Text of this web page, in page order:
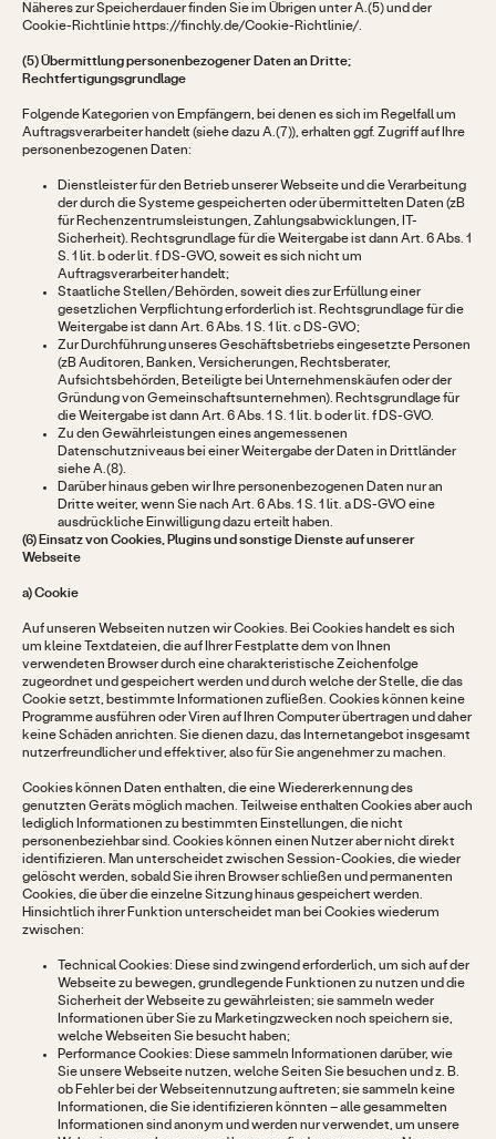
Näheres zur Speicherdauer finden Sie im Übrigen unter A.(5) und der
Cookie-Richtlinie https://finchly.de/Cookie-Richtlinie/.
(5) Übermittlung personenbezogener Daten an Dritte;
Rechtfertigungsgrundlage
Folgende Kategorien von Empfängern, bei denen es sich im Regelfall um
Auftragsverarbeiter handelt (siehe dazu A.(7)), erhalten ggf. Zugriff auf Ihre
personenbezogenen Daten:
Dienstleister für den Betrieb unserer Webseite und die Verarbeitung
der durch die Systeme gespeicherten oder übermittelten Daten (zB
für Rechenzentrumsleistungen, Zahlungsabwicklungen, IT-
Sicherheit). Rechtsgrundlage für die Weitergabe ist dann Art. 6 Abs. 1
S. 1 lit. b oder lit. f DS-GVO, soweit es sich nicht um
Auftragsverarbeiter handelt;
Staatliche Stellen/Behörden, soweit dies zur Erfüllung einer
gesetzlichen Verpflichtung erforderlich ist. Rechtsgrundlage für die
Weitergabe ist dann Art. 6 Abs. 1 S. 1 lit. c DS-GVO;
Zur Durchführung unseres Geschäftsbetriebs eingesetzte Personen
(zB Auditoren, Banken, Versicherungen, Rechtsberater,
Aufsichtsbehörden, Beteiligte bei Unternehmenskäufen oder der
Gründung von Gemeinschaftsunternehmen). Rechtsgrundlage für
die Weitergabe ist dann Art. 6 Abs. 1 S. 1 lit. b oder lit. f DS-GVO.
Zu den Gewährleistungen eines angemessenen
Datenschutzniveaus bei einer Weitergabe der Daten in Drittländer
siehe A.(8).
Darüber hinaus geben wir Ihre personenbezogenen Daten nur an
Dritte weiter, wenn Sie nach Art. 6 Abs. 1 S. 1 lit. a DS-GVO eine
ausdrückliche Einwilligung dazu erteilt haben.
(6) Einsatz von Cookies, Plugins und sonstige Dienste auf unserer
Webseite
a) Cookie
Auf unseren Webseiten nutzen wir Cookies. Bei Cookies handelt es sich
um kleine Textdateien, die auf Ihrer Festplatte dem von Ihnen
verwendeten Browser durch eine charakteristische Zeichenfolge
zugeordnet und gespeichert werden und durch welche der Stelle, die das
Cookie setzt, bestimmte Informationen zufließen. Cookies können keine
Programme ausführen oder Viren auf Ihren Computer übertragen und daher
keine Schäden anrichten. Sie dienen dazu, das Internetangebot insgesamt
nutzerfreundlicher und effektiver, also für Sie angenehmer zu machen.
Cookies können Daten enthalten, die eine Wiedererkennung des
genutzten Geräts möglich machen. Teilweise enthalten Cookies aber auch
lediglich Informationen zu bestimmten Einstellungen, die nicht
personenbeziehbar sind. Cookies können einen Nutzer aber nicht direkt
identifizieren. Man unterscheidet zwischen Session-Cookies, die wieder
gelöscht werden, sobald Sie ihren Browser schließen und permanenten
Cookies, die über die einzelne Sitzung hinaus gespeichert werden.
Hinsichtlich ihrer Funktion unterscheidet man bei Cookies wiederum
zwischen:
Technical Cookies: Diese sind zwingend erforderlich, um sich auf der
Webseite zu bewegen, grundlegende Funktionen zu nutzen und die
Sicherheit der Webseite zu gewährleisten; sie sammeln weder
Informationen über Sie zu Marketingzwecken noch speichern sie,
welche Webseiten Sie besucht haben;
Performance Cookies: Diese sammeln Informationen darüber, wie
Sie unsere Webseite nutzen, welche Seiten Sie besuchen und z. B.
ob Fehler bei der Webseitennutzung auftreten; sie sammeln keine
Informationen, die Sie identifizieren könnten – alle gesammelten
Informationen sind anonym und werden nur verwendet, um unsere